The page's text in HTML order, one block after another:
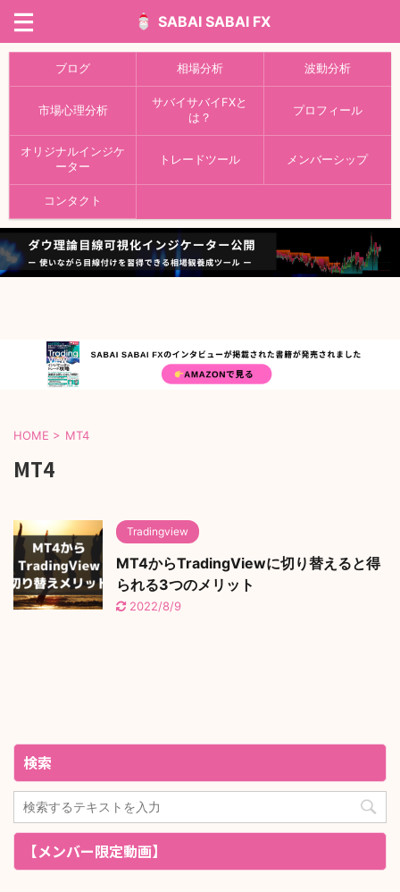
SABAI SABAI FX
ブログ 相場分析 波動分析
市場心理分析
サバイサバイFXと
は？
プロフィール
オリジナルインジケ
ーター
トレードツール メンバーシップ
コンタクト
HOME > MT4
MT4
Tradingview
MT4からTradingViewに切り替えると得
られる3つのメリット
2022/8/9
検索
【メンバー限定動画】